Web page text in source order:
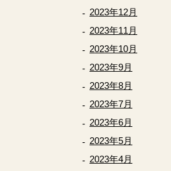
2023年12月
2023年11月
2023年10月
2023年9月
2023年8月
2023年7月
2023年6月
2023年5月
2023年4月